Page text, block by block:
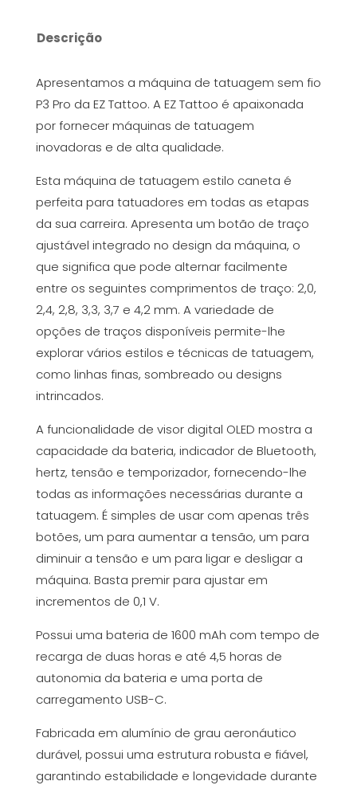
com
Bateria
Adicional
(Stroke
ajustável)
Descrição
Apresentamos a máquina de tatuagem sem fio
P3 Pro da EZ Tattoo. A EZ Tattoo é apaixonada
por fornecer máquinas de tatuagem
inovadoras e de alta qualidade.
Esta máquina de tatuagem estilo caneta é
perfeita para tatuadores em todas as etapas
da sua carreira. Apresenta um botão de traço
ajustável integrado no design da máquina, o
que significa que pode alternar facilmente
entre os seguintes comprimentos de traço: 2,0,
2,4, 2,8, 3,3, 3,7 e 4,2 mm. A variedade de
opções de traços disponíveis permite-lhe
explorar vários estilos e técnicas de tatuagem,
como linhas finas, sombreado ou designs
intrincados.
A funcionalidade de visor digital OLED mostra a
capacidade da bateria, indicador de Bluetooth,
hertz, tensão e temporizador, fornecendo-lhe
todas as informações necessárias durante a
tatuagem. É simples de usar com apenas três
botões, um para aumentar a tensão, um para
diminuir a tensão e um para ligar e desligar a
máquina. Basta premir para ajustar em
incrementos de 0,1 V.
Possui uma bateria de 1600 mAh com tempo de
recarga de duas horas e até 4,5 horas de
autonomia da bateria e uma porta de
carregamento USB-C.
Fabricada em alumínio de grau aeronáutico
durável, possui uma estrutura robusta e fiável,
garantindo estabilidade e longevidade durante